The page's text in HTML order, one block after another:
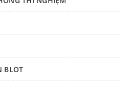
BLOT